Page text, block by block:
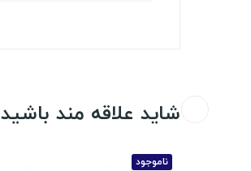
شاید علاقه مند باشید
ناموجود